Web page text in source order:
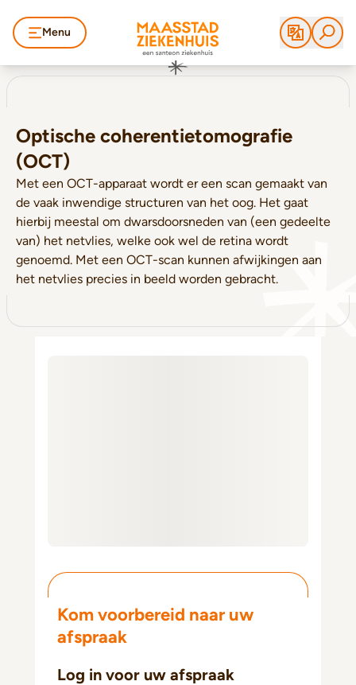
Menu
Optische coherentietomografie
(OCT)
Met een OCT-apparaat wordt er een scan gemaakt van
de vaak inwendige structuren van het oog. Het gaat
hierbij meestal om dwarsdoorsneden van (een gedeelte
van) het netvlies, welke ook wel de retina wordt
genoemd. Met een OCT-scan kunnen afwijkingen aan
het netvlies precies in beeld worden gebracht.
Kom voorbereid naar uw
afspraak
Log in voor uw afspraak